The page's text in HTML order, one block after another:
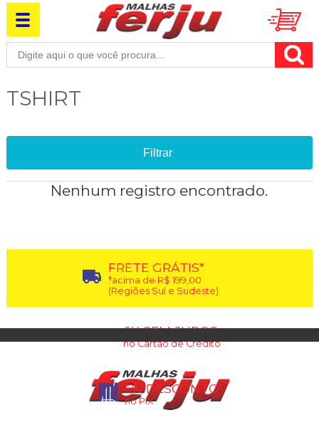
TSHIRT
Filtrar
Nenhum registro encontrado.
FRETE GRÁTIS*
*acima de R$ 199,00
(Regiões Sul e Sudeste)
6X SEM JUROS
no Cartão de Crédito
5% DESCONTO
no PIX